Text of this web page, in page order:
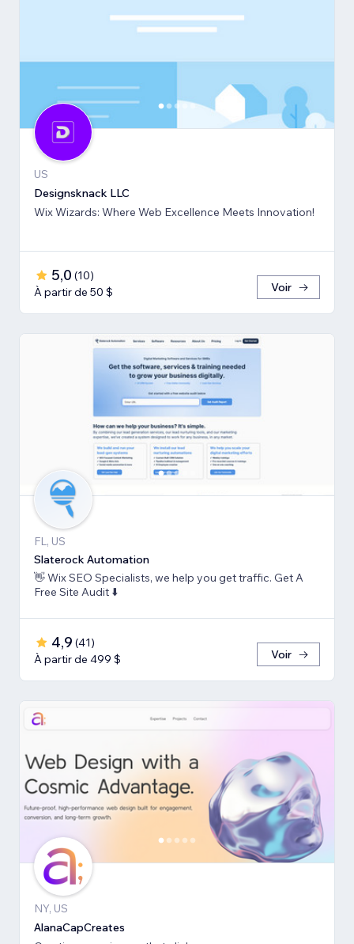
US
Designsknack LLC
Wix Wizards: Where Web Excellence Meets Innovation!
5,0 (10)
À partir de 50 $
Voir
FL, US
Slaterock Automation
👋 Wix SEO Specialists, we help you get traffic. Get A
Free Site Audit ⬇️
4,9 (41)
À partir de 499 $
Voir
NY, US
AlanaCapCreates